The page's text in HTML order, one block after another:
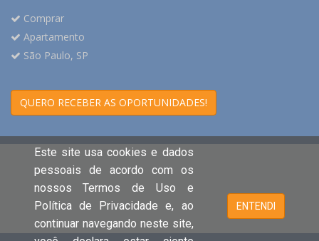
Comprar
Apartamento
São Paulo, SP
QUERO RECEBER AS OPORTUNIDADES!
Este site usa cookies e dados
pessoais de acordo com os
nossos Termos de Uso e
Política de Privacidade e, ao
continuar navegando neste site,
ENTENDI